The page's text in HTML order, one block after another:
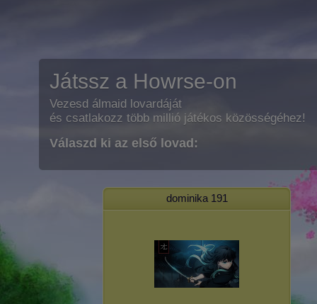
Játssz a Howrse-on
Vezesd álmaid lovardáját
és csatlakozz több millió játékos közösségéhez!
Válaszd ki az első lovad:
dominika 191